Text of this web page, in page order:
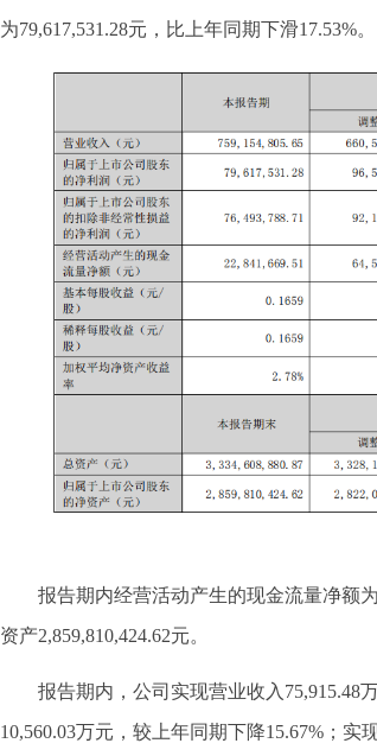
为79,617,531.28元，比上年同期下滑17.53%。
报告期内经营活动产生的现金流量净额为
资产2,859,810,424.62元。
报告期内，公司实现营业收入75,915.48
10,560.03万元，较上年同期下降15.67%；